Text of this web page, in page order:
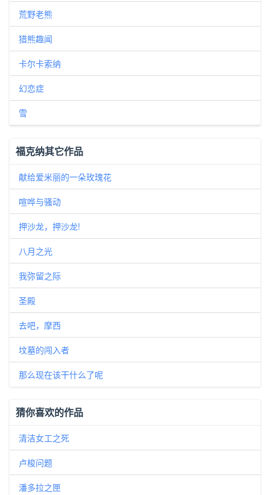
荒野老熊
猎熊趣闻
卡尔卡索纳
幻恋症
雪
福克纳其它作品
献给爱米丽的一朵玫瑰花
喧哗与骚动
押沙龙，押沙龙!
八月之光
我弥留之际
圣殿
去吧，摩西
坟墓的闯入者
那么现在该干什么了呢
猜你喜欢的作品
清洁女工之死
卢梭问题
潘多拉之匣